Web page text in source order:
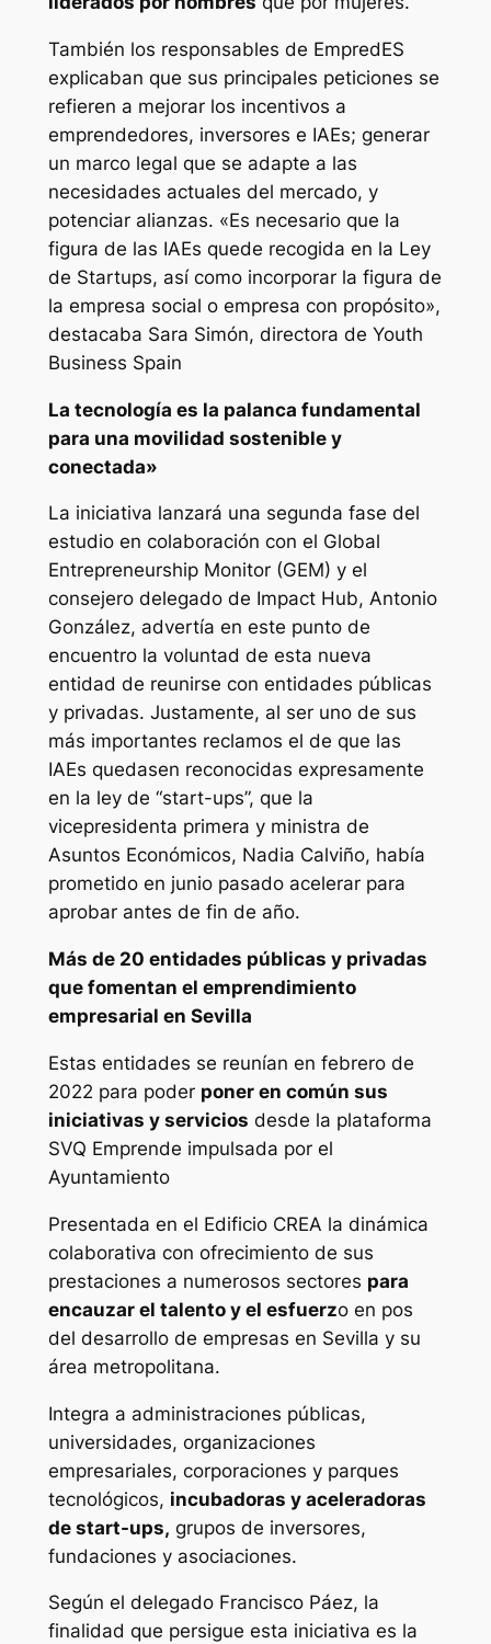
También los responsables de EmpredES
explicaban que sus principales peticiones se
refieren a mejorar los incentivos a
emprendedores, inversores e IAEs; generar
un marco legal que se adapte a las
necesidades actuales del mercado, y
potenciar alianzas. «Es necesario que la
figura de las IAEs quede recogida en la Ley
de Startups, así como incorporar la figura de
la empresa social o empresa con propósito»,
destacaba Sara Simón, directora de Youth
Business Spain
La tecnología es la palanca fundamental
para una movilidad sostenible y
conectada»
La iniciativa lanzará una segunda fase del
estudio en colaboración con el Global
Entrepreneurship Monitor (GEM) y el
consejero delegado de Impact Hub, Antonio
González, advertía en este punto de
encuentro la voluntad de esta nueva
entidad de reunirse con entidades públicas
y privadas. Justamente, al ser uno de sus
más importantes reclamos el de que las
IAEs quedasen reconocidas expresamente
en la ley de “start-ups”, que la
vicepresidenta primera y ministra de
Asuntos Económicos, Nadia Calviño, había
prometido en junio pasado acelerar para
aprobar antes de fin de año.
Más de 20 entidades públicas y privadas
que fomentan el emprendimiento
empresarial en Sevilla
Estas entidades se reunían en febrero de
2022 para poder poner en común sus
iniciativas y servicios desde la plataforma
SVQ Emprende impulsada por el
Ayuntamiento
Presentada en el Edificio CREA la dinámica
colaborativa con ofrecimiento de sus
prestaciones a numerosos sectores para
encauzar el talento y el esfuerzo en pos
del desarrollo de empresas en Sevilla y su
área metropolitana.
Integra a administraciones públicas,
universidades, organizaciones
empresariales, corporaciones y parques
tecnológicos, incubadoras y aceleradoras
de start-ups, grupos de inversores,
fundaciones y asociaciones.
Según el delegado Francisco Páez, la
finalidad que persigue esta iniciativa es la